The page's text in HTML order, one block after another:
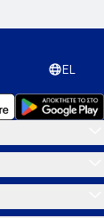
EL